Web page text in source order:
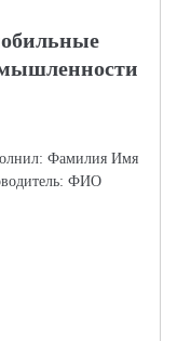
Фамилия Имя
ФИО